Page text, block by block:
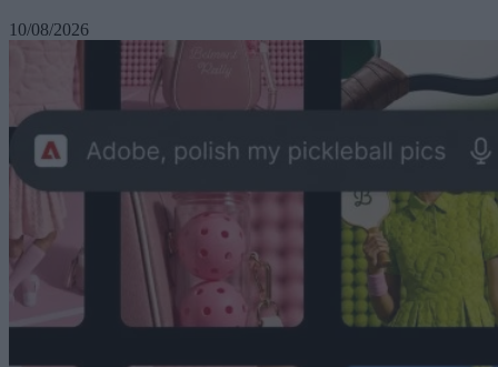
10/08/2026